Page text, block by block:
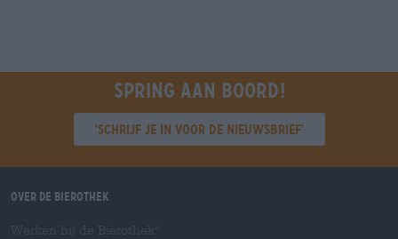
Spring aan boord!
'Schrijf je in voor de nieuwsbrief'
Over de Bierothek